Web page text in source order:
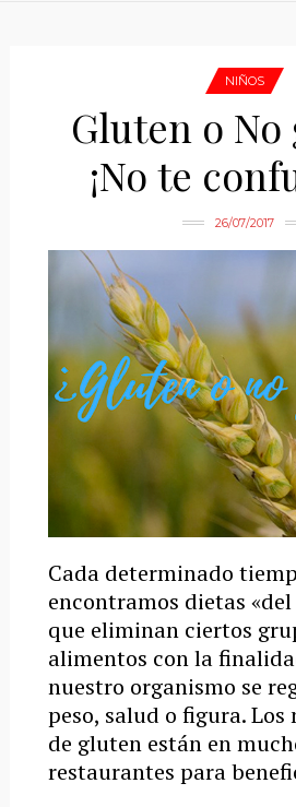
NIÑOS
Gluten o
¡No te
26/07/2017
Cada determinado
encontramos dietas
que eliminan ciertos
alimentos con la
nuestro organismo se
peso, salud o figura. Los
de gluten están en
restaurantes para